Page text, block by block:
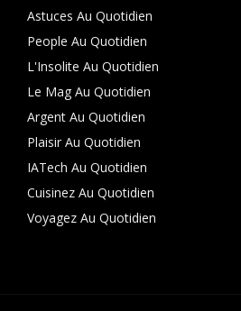
Astuces Au Quotidien
People Au Quotidien
L'Insolite Au Quotidien
Le Mag Au Quotidien
Argent Au Quotidien
Plaisir Au Quotidien
IATech Au Quotidien
Cuisinez Au Quotidien
Voyagez Au Quotidien